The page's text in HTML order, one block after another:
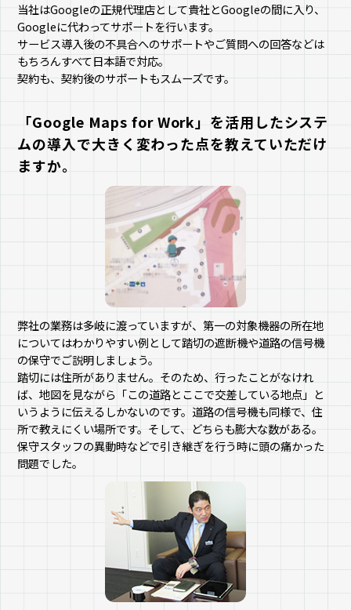
当社はGoogleの正規代理店として貴社とGoogleの間に入り、
Googleに代わってサポートを行います。
サービス導入後の不具合へのサポートやご質問への回答などは
もちろんすべて日本語で対応。
契約も、契約後のサポートもスムーズです。
「Google Maps for Work」を活用したシステ
ムの導入で大きく変わった点を教えていただけ
ますか。
弊社の業務は多岐に渡っていますが、第一の対象機器の所在地
についてはわかりやすい例として踏切の遮断機や道路の信号機
の保守でご説明しましょう。
踏切には住所がありません。そのため、行ったことがなけれ
ば、地図を見ながら「この道路とここで交差している地点」と
いうように伝えるしかないのです。道路の信号機も同様で、住
所で教えにくい場所です。そして、どちらも膨大な数がある。
保守スタッフの異動時などで引き継ぎを行う時に頭の痛かった
問題でした。